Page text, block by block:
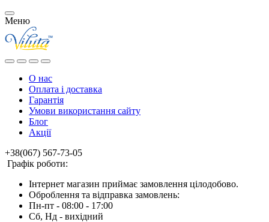
Меню
О нас
Оплата і доставка
Гарантія
Умови використання сайту
Блог
Акції
+38(067) 567-73-05
Графік роботи:
Інтернет магазин приймає замовлення цілодобово.
Оброблення та відправка замовлень:
Пн-пт - 08:00 - 17:00
Сб, Нд - вихідний